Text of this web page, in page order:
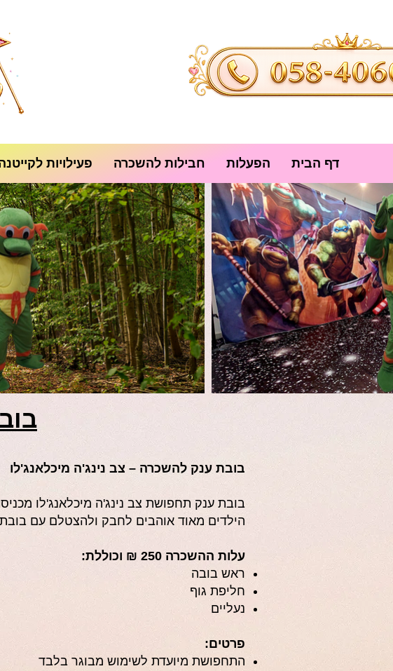
דף הבית הפעלות חבילות להשכרה פעילויות
בובת ענק להשכרה – צב נינג'ה מיכלאנג'לו
בובת ענק תחפושת צב נינג'ה מיכלאנג'לו
הילדים מאוד אוהבים לחבק ולהצטלם עם בובת
עלות ההשכרה 250 ₪ וכוללת:
ראש בובה
חליפת גוף
נעליים
פרטים:
התחפושת מיועדת לשימוש מבוגר בלבד